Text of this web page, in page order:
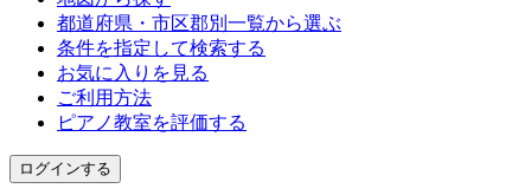
都道府県・市区郡別一覧から選ぶ
条件を指定して検索する
お気に入りを見る
ご利用方法
ピアノ教室を評価する
ログインする